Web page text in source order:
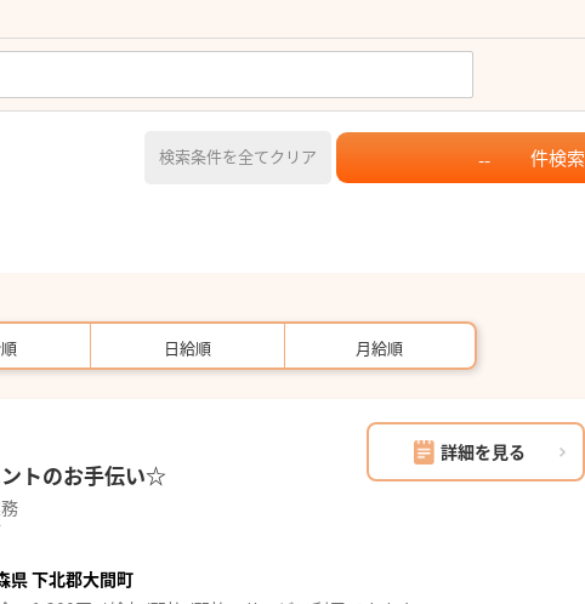
検索条件を全てクリア -- 件検索
日給順 月給順
詳細を見る
トのお手伝い☆
県 下北郡大間町